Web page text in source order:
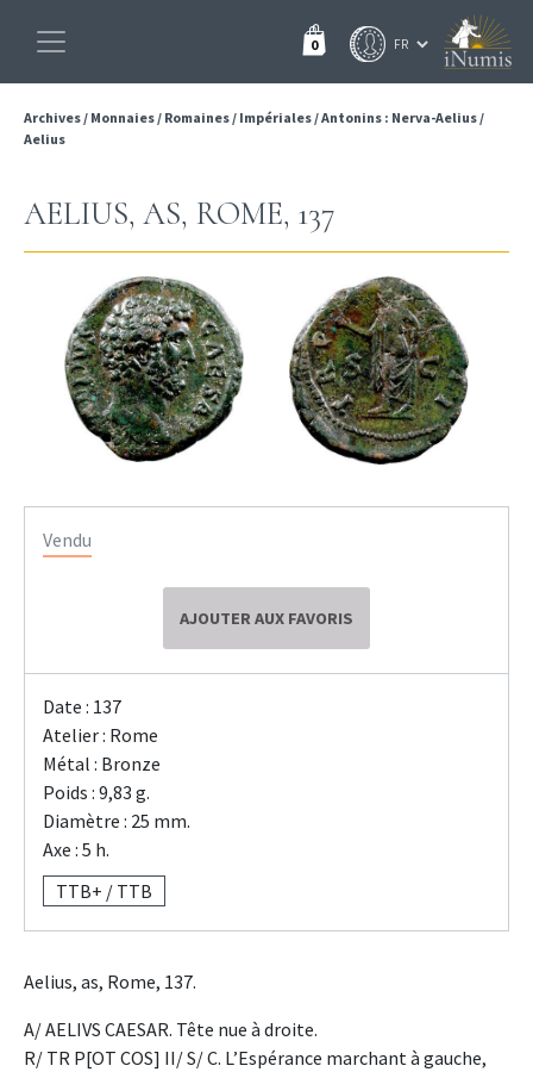
0
Archives/ Monnaies/ Romaines/ Impériales/Antonins : Nerva-Aelius/
Aelius
AELIUS, AS, ROME, 137
Vendu
AJOUTER AUX FAVORIS
Date : 137
Atelier : Rome
Métal : Bronze
Poids : 9,83 g.
Diamètre : 25 mm.
Axe : 5 h.
TTB+ / TTB
Aelius, as, Rome, 137.
A/ AELIVS CAESAR. Tête nue à droite.
R/ TR P[OT COS] II/ S/ C. L’Espérance marchant à gauche,